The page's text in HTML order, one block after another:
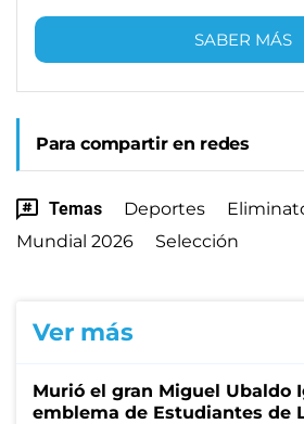
SABER MÁS
Para compartir en redes
Temas Deportes
Mundial 2026
Selección
Ver más
Murió el gran Miguel Ubaldo
emblema de Estudiantes de